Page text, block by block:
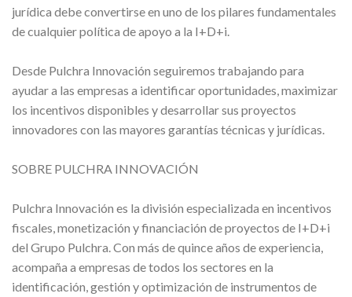
jurídica debe convertirse en uno de los pilares fundamentales
de cualquier política de apoyo a la I+D+i.
Desde Pulchra Innovación seguiremos trabajando para
ayudar a las empresas a identificar oportunidades, maximizar
los incentivos disponibles y desarrollar sus proyectos
innovadores con las mayores garantías técnicas y jurídicas.
SOBRE PULCHRA INNOVACIÓN
Pulchra Innovación es la división especializada en incentivos
fiscales, monetización y financiación de proyectos de I+D+i
del Grupo Pulchra. Con más de quince años de experiencia,
acompaña a empresas de todos los sectores en la
identificación, gestión y optimización de instrumentos de